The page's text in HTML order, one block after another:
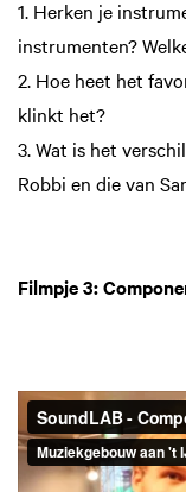
1. Herken je
instrumenten?
2. Hoe heet het
klinkt het?
3. Wat is het
Robbi en die van
Filmpje 3: